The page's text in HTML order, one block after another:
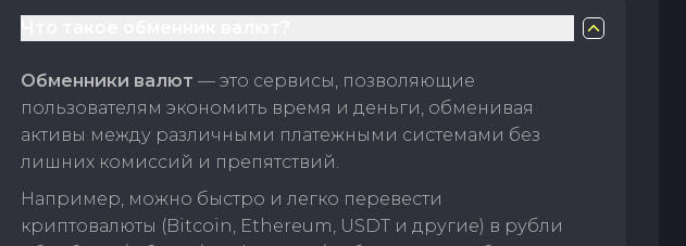
Обменники валют — это сервисы, позволяющие
пользователям экономить время и деньги, обменивая
активы между различными платежными системами без
лишних комиссий и препятствий.
Например, можно быстро и легко перевести
криптовалюты (Bitcoin, Ethereum, USDT и другие) в рубли